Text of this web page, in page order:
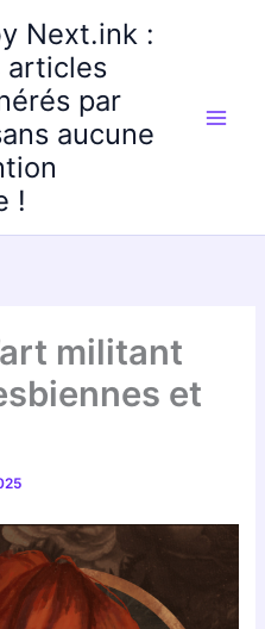
Next.ink :
articles
par
aucune
!
militant
et